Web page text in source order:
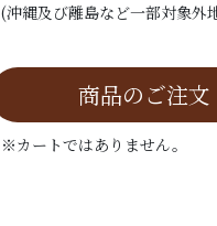
(沖縄及び離島など一部対象外
商品のご注
※カートではありません。